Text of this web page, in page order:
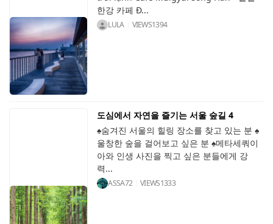
한강 카페 Đ...
LULA VIEWS1394
도심에서 자연을 즐기는 서울 숲길 4
♠숨겨진 서울의 힐링 장소를 찾고 있는 분 ♠
울창한 숲을 걸어보고 싶은 분 ♠메타세쿼이
아와 인생 사진을 찍고 싶은 분들에게 강
력...
ASSA72 VIEWS1333